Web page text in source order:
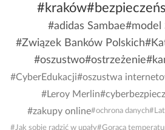
#kraków
#adidas Sambae#model
#Związek Banków Polskich
#oszustwo#ostrzeżenie
#CyberEdukacji#oszustwa
#Leroy Merlin
#zakupy online#ochrona danych
#Jak sobie radzić w upały#Gorąca